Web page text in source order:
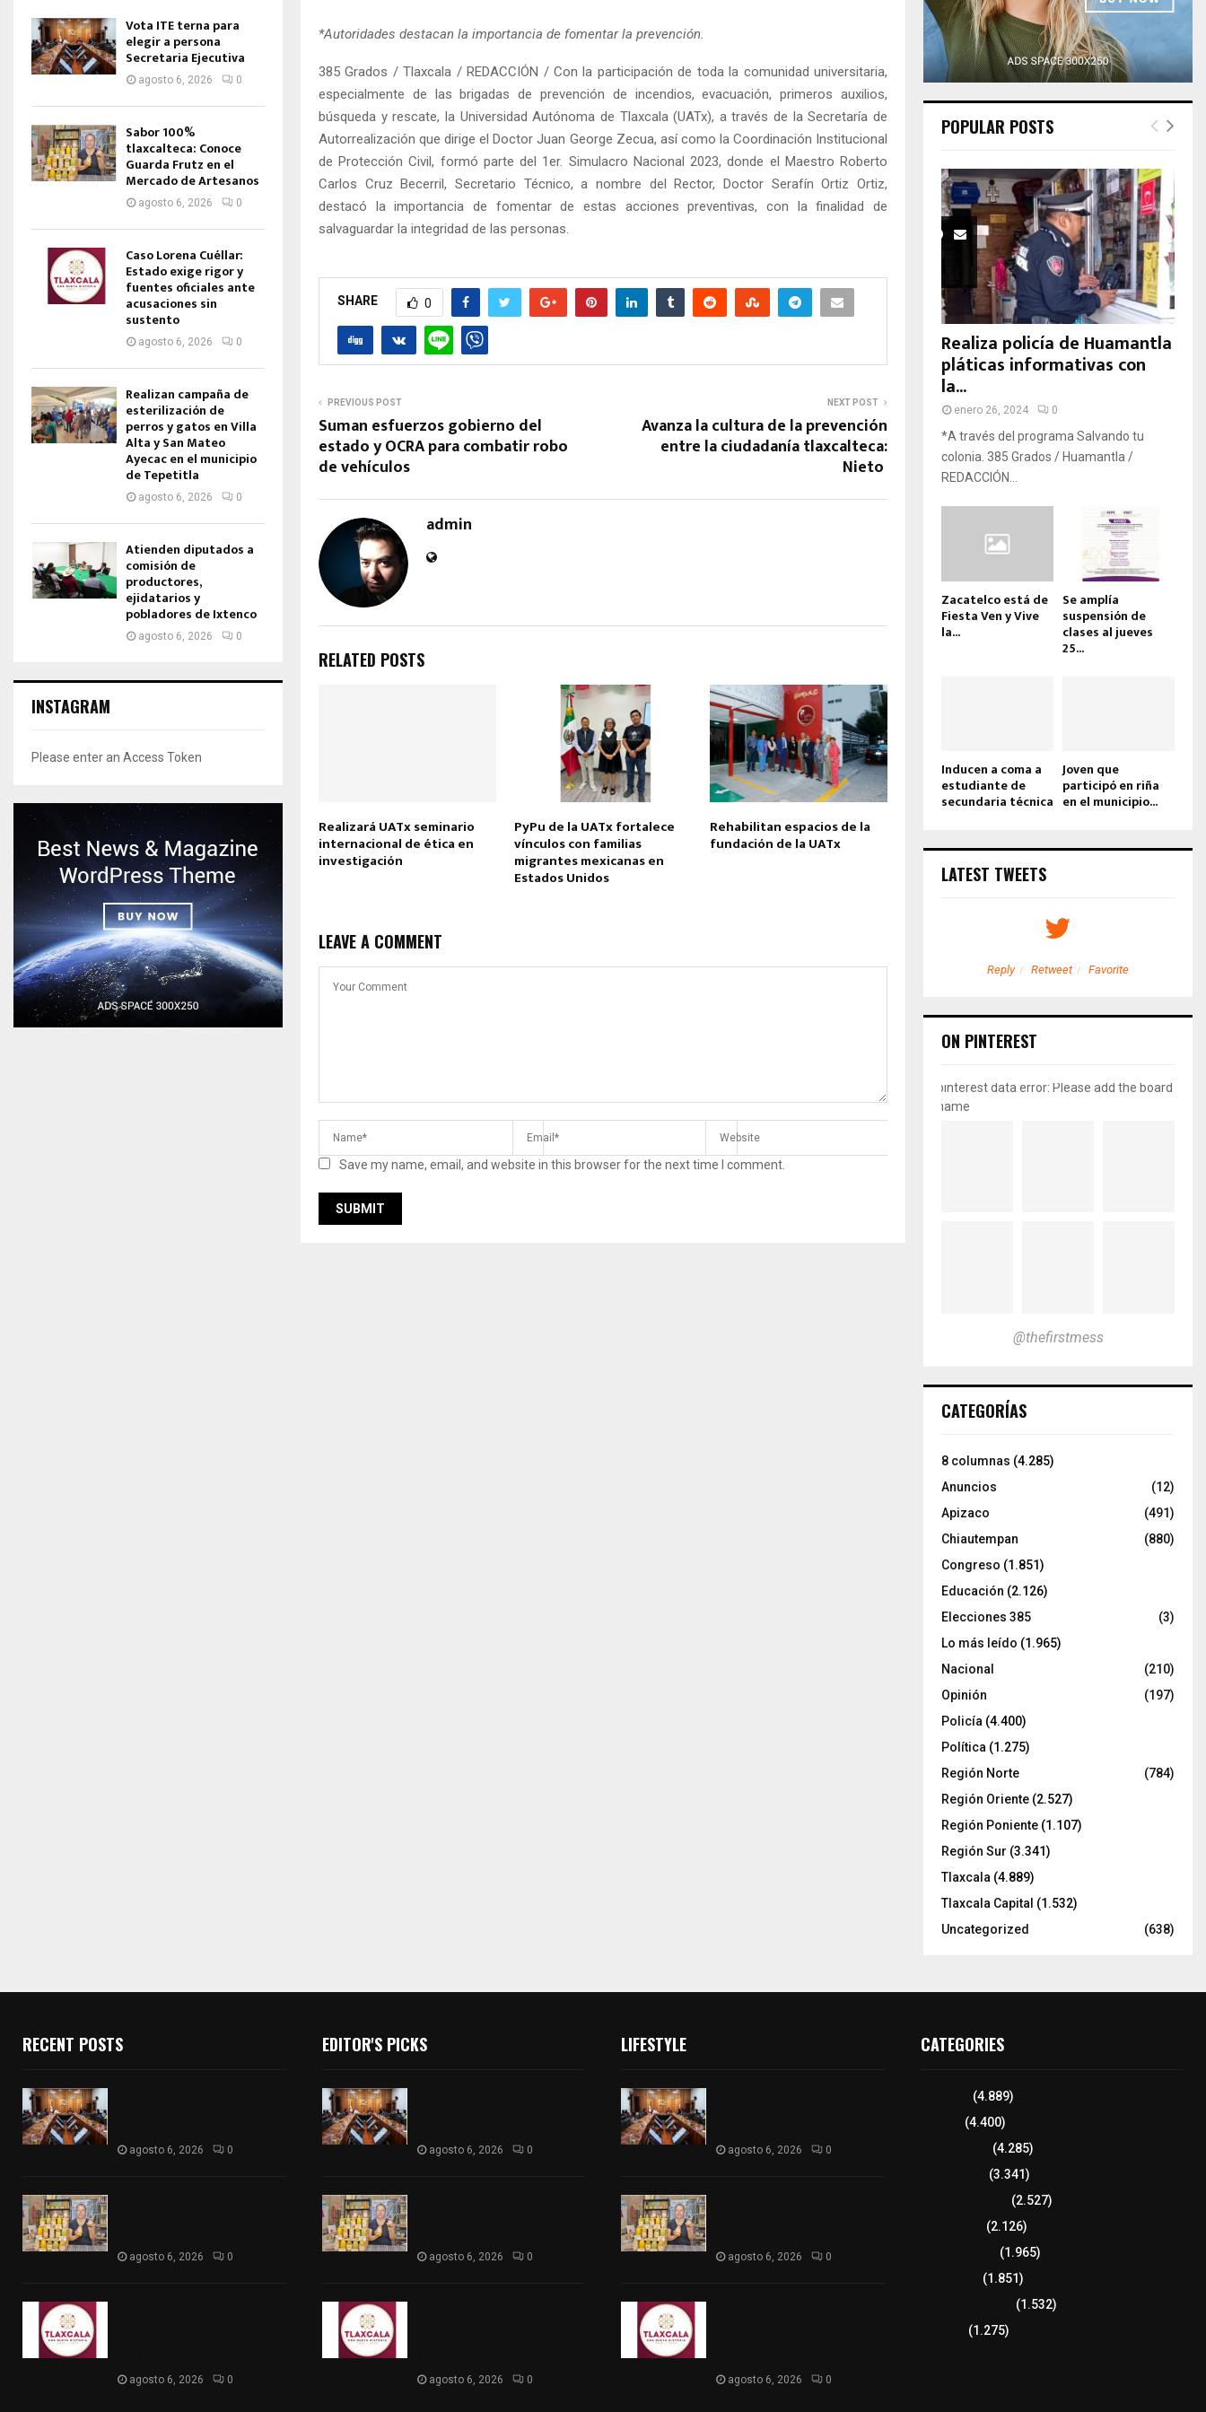
*Autoridades destacan la importancia de fomentar la prevención.
385 Grados / Tlaxcala / REDACCIÓN / Con la participación de toda la comunidad universitaria,
especialmente de las brigadas de prevención de incendios, evacuación, primeros auxilios,
búsqueda y rescate, la Universidad Autónoma de Tlaxcala (UATx), a través de la Secretaría de
Autorrealización que dirige el Doctor Juan George Zecua, así como la Coordinación Institucional
de Protección Civil, formó parte del 1er. Simulacro Nacional 2023, donde el Maestro Roberto
Carlos Cruz Becerril, Secretario Técnico, a nombre del Rector, Doctor Serafín Ortiz Ortiz,
destacó la importancia de fomentar de estas acciones preventivas, con la finalidad de
salvaguardar la integridad de las personas.
SHARE 0
PREVIOUS POST
Suman esfuerzos gobierno del
estado y OCRA para combatir robo
de vehículos
NEXT POST
Avanza la cultura de la prevención
entre la ciudadanía tlaxcalteca:
Nieto
admin
RELATED POSTS
Realizará UATx seminario
internacional de ética en
investigación
PyPu de la UATx fortalece
vínculos con familias
migrantes mexicanas en
Estados Unidos
Rehabilitan espacios de la
fundación de la UATx
LEAVE A COMMENT
Save my name, email, and website in this browser for the next time I comment.
Vota ITE terna para
elegir a persona
Secretaria Ejecutiva
agosto 6, 2026 0
Sabor 100%
tlaxcalteca: Conoce
Guarda Frutz en el
Mercado de Artesanos
agosto 6, 2026 0
Caso Lorena Cuéllar:
Estado exige rigor y
fuentes oficiales ante
acusaciones sin
sustento
agosto 6, 2026 0
Realizan campaña de
esterilización de
perros y gatos en Villa
Alta y San Mateo
Ayecac en el municipio
de Tepetitla
agosto 6, 2026 0
Atienden diputados a
comisión de
productores,
ejidatarios y
pobladores de Ixtenco
agosto 6, 2026 0
INSTAGRAM
Please enter an Access Token
POPULAR POSTS
Realiza policía de Huamantla
pláticas informativas con
la...
enero 26, 2024 0
*A través del programa Salvando tu
colonia. 385 Grados / Huamantla /
REDACCIÓN...
Zacatelco está de
Fiesta Ven y Vive
la...
Se amplía
suspensión de
clases al jueves
25...
Inducen a coma a
estudiante de
secundaria técnica
Joven que
participó en riña
en el municipio...
LATEST TWEETS
Reply Retweet Favorite Reply Retweet Favorite Reply Retweet Favorite
ON PINTEREST
pinterest data error: Please add the board
name
@thefirstmess
CATEGORÍAS
8 columnas (4.285)
Anuncios
(12)
Apizaco
(491)
Chiautempan
(880)
Congreso (1.851)
Educación (2.126)
Elecciones 385
(3)
Lo más leído (1.965)
Nacional
(210)
Opinión
(197)
Policía (4.400)
Política (1.275)
Región Norte
(784)
Región Oriente (2.527)
Región Poniente (1.107)
Región Sur (3.341)
Tlaxcala (4.889)
Tlaxcala Capital (1.532)
Uncategorized
(638)
RECENT POSTS
agosto 6, 2026 0
agosto 6, 2026 0
agosto 6, 2026 0
EDITOR'S PICKS
agosto 6, 2026 0
agosto 6, 2026 0
agosto 6, 2026 0
LIFESTYLE
agosto 6, 2026 0
agosto 6, 2026 0
agosto 6, 2026 0
CATEGORIES
(4.889)
(4.400)
(4.285)
(3.341)
(2.527)
(2.126)
(1.965)
(1.851)
(1.532)
(1.275)